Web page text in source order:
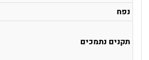
נפח
תקנים נתמכים